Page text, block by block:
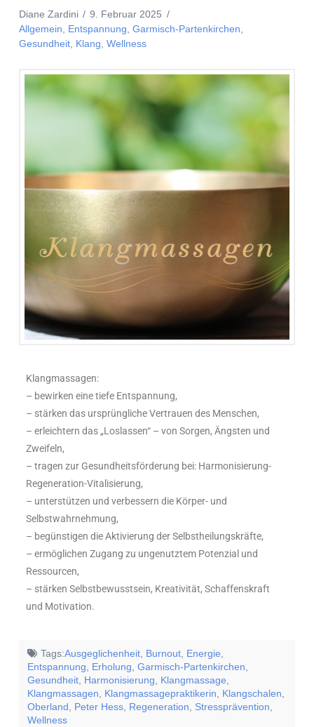
Diane Zardini
9. Februar 2025
Allgemein
Entspannung Garmisch-Partenkirchen
Gesundheit, Klang Wellness
Klangmassagen:
– bewirken eine tiefe Entspannung,
– stärken das ursprüngliche Vertrauen des Menschen,
– erleichtern das „Loslassen“ – von Sorgen, Ängsten und
Zweifeln,
– tragen zur Gesundheitsförderung bei: Harmonisierung-
Regeneration-Vitalisierung,
– unterstützen und verbessern die Körper- und
Selbstwahrnehmung,
– begünstigen die Aktivierung der Selbstheilungskräfte,
– ermöglichen Zugang zu ungenutztem Potenzial und
Ressourcen,
– stärken Selbstbewusstsein, Kreativität, Schaffenskraft
und Motivation.
Tags:Ausgeglichenheit, Burnout, Energie,
Entspannung, Erholung,Garmisch-Partenkirchen,
Gesundheit, Harmonisierung, Klangmassage,
Klangmassagen, Klangmassagepraktikerin, Klangschalen,
Oberland, Peter Hess, Regeneration, Stressprävention,
Wellness